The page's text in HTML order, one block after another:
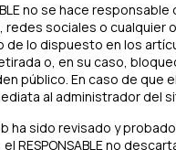
no se hace
sociales o cualquier
de lo dispuesto en los
o, en su caso,
público. En caso de
al administrador del
ha sido revisado y
el RESPONSABLE no